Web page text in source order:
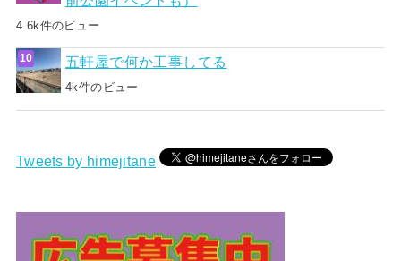
4.6k件のビュー
五軒屋で何か工事してる
4k件のビュー
Tweets by himejitane